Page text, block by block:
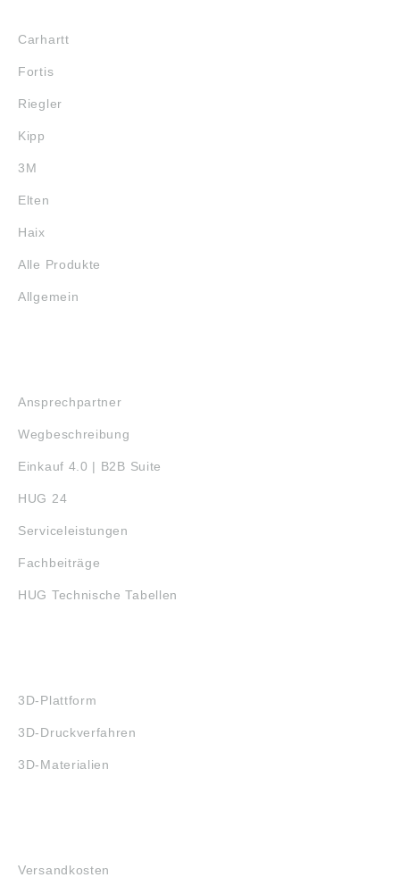
Carhartt
Fortis
Riegler
Kipp
3M
Elten
Haix
Alle Produkte
Allgemein
Ansprechpartner
Wegbeschreibung
Einkauf 4.0 | B2B Suite
HUG 24
Serviceleistungen
Fachbeiträge
HUG Technische Tabellen
3D-Plattform
3D-Druckverfahren
3D-Materialien
Versandkosten